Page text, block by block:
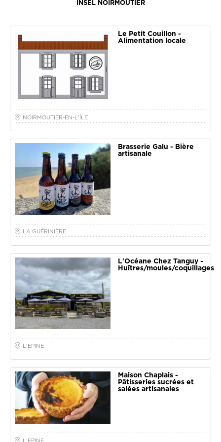
INSEL NOIRMOUTIER
Le Petit Couillon -
Alimentation locale
NOIRMOUTIER-EN-L'ÎLE
Brasserie Galu - Bière
artisanale
LA GUÉRINIÈRE
L'Océane Chez Tanguy -
Huîtres/moules/coquillages
L'EPINE
Maison Chaplais -
Pâtisseries sucrées et
salées artisanales
L'EPINE